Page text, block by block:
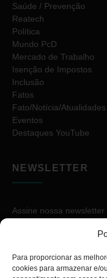
Para proporcionar as
cookies para armazenar e/
Saúde / Prevenção
Reatech
Política
Mundo PcD
Mercado de Trabalho
Isenção de Impostos
Inclusão
Fatos
Fato/Notícia/Atualidades
Eventos
Destaques YouTube
NEWSLETTER
Assine nossa